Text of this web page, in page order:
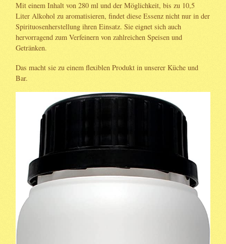
Mit einem Inhalt von 280 ml und der Möglichkeit, bis zu 10,5
Liter Alkohol zu aromatisieren, findet diese Essenz nicht nur in der
Spirituosenherstellung ihren Einsatz. Sie eignet sich auch
hervorragend zum Verfeinern von zahlreichen Speisen und
Getränken.
Das macht sie zu einem flexiblen Produkt in unserer Küche und
Bar.